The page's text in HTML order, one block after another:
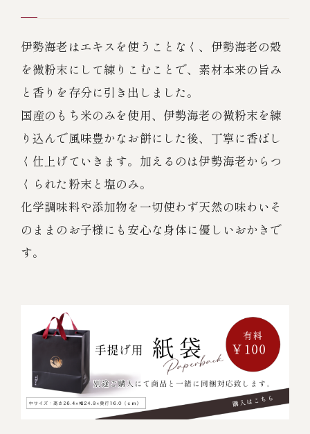
伊勢海老はエキスを使うことなく、伊勢海老の殻
を微粉末にして練りこむことで、素材本来の旨み
と香りを存分に引き出しました。
国産のもち米のみを使用、伊勢海老の微粉末を練
り込んで風味豊かなお餅にした後、丁寧に香ばし
く仕上げていきます。加えるのは伊勢海老からつ
くられた粉末と塩のみ。
化学調味料や添加物を一切使わず天然の味わいそ
のままのお子様にも安心な身体に優しいおかきで
す。